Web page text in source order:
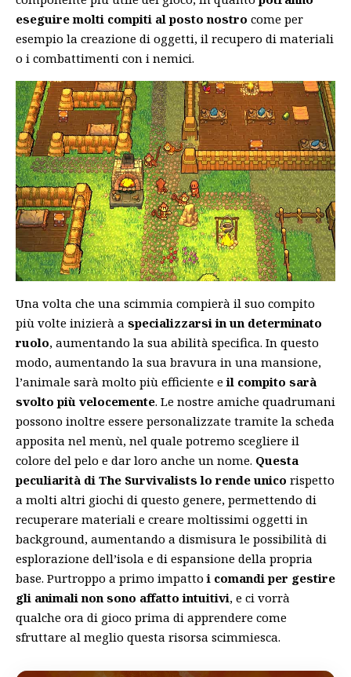
eseguire molti compiti al posto nostro come per
esempio la creazione di oggetti, il recupero di materiali
o i combattimenti con i nemici.
Una volta che una scimmia compierà il suo compito
più volte inizierà a specializzarsi in un determinato
ruolo, aumentando la sua abilità specifica. In questo
modo, aumentando la sua bravura in una mansione,
l’animale sarà molto più efficiente eil compito sarà
svolto più velocemente. Le nostre amiche quadrumani
possono inoltre essere personalizzate tramite la scheda
apposita nel menù, nel quale potremo scegliere il
colore del pelo e dar loro anche un nome. Questa
peculiarità di The Survivalists lo rende unico rispetto
a molti altri giochi di questo genere, permettendo di
recuperare materiali e creare moltissimi oggetti in
background, aumentando a dismisura le possibilità di
esplorazione dell’isola e di espansione della propria
base. Purtroppo a primo impattoi comandi per gestire
gli animali non sono affatto intuitivi, e ci vorrà
qualche ora di gioco prima di apprendere come
sfruttare al meglio questa risorsa scimmiesca.